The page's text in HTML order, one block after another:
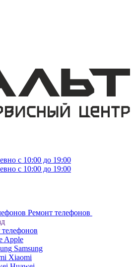
с 10:00 до 19:00
с 10:00 до 19:00
Ремонт телефонов
Apple
Samsung
Xiaomi